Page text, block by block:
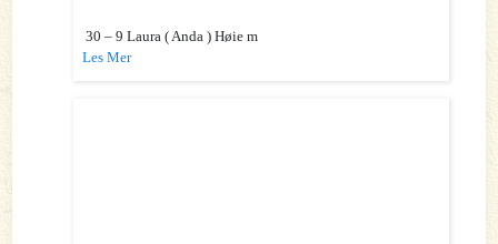
30 – 9 Laura ( Anda ) Høie m
Les Mer